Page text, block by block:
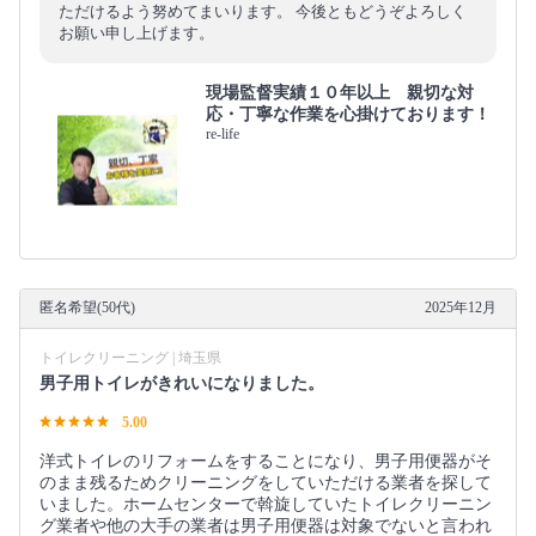
ただけるよう努めてまいります。 今後ともどうぞよろしく
お願い申し上げます。
現場監督実績１０年以上 親切な対
応・丁寧な作業を心掛けております！
re-life
匿名希望(50代) 2025年12月
トイレクリーニング | 埼玉県
男子用トイレがきれいになりました。
5.00
洋式トイレのリフォームをすることになり、男子用便器がそ
のまま残るためクリーニングをしていただける業者を探して
いました。ホームセンターで斡旋していたトイレクリーニン
グ業者や他の大手の業者は男子用便器は対象でないと言われ